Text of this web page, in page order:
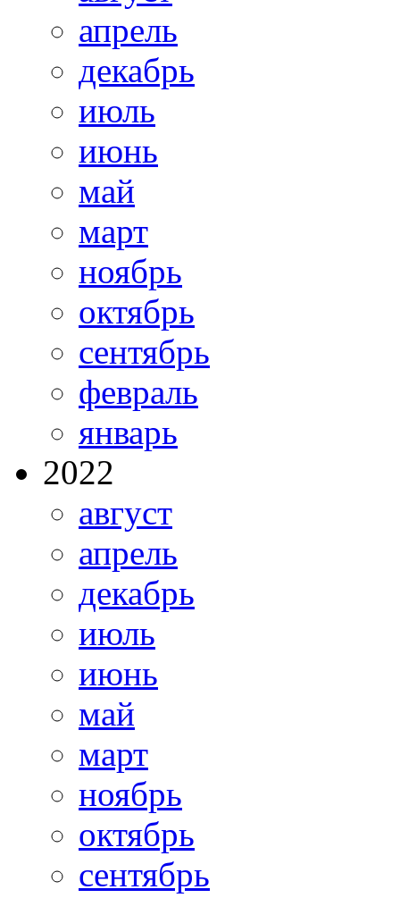
апрель
декабрь
июль
июнь
май
март
ноябрь
октябрь
сентябрь
февраль
январь
2022
август
апрель
декабрь
июль
июнь
май
март
ноябрь
октябрь
сентябрь